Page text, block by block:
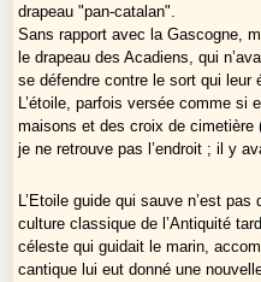
drapeau "pan-catalan".
Sans rapport avec la Gascogne,
le drapeau des Acadiens, qui
se défendre contre le sort qui leur
L’étoile, parfois versée comme si
maisons et des croix de cimetière
je ne retrouve pas l’endroit ; il y
L’Etoile guide qui sauve n’est
culture classique de l’Antiquité
céleste qui guidait le marin,
cantique lui eut donné une